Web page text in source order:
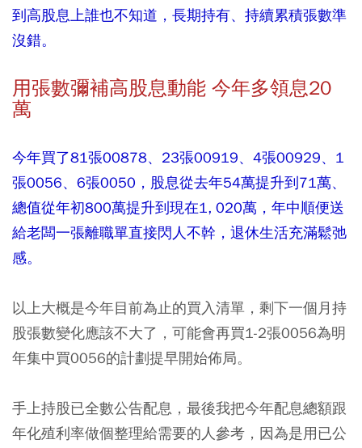
到高股息上誰也不知道，長期持有、持續累積張數準
沒錯。
用張數彌補高股息動能 今年多領息20
萬
今年買了81張00878、23張00919、4張00929、1
張0056、6張0050，股息從去年54萬提升到71萬、
總值從年初800萬提升到現在1, 020萬，年中順便送
給老闆一張離職單直接閃人不幹，退休生活充滿鬆弛
感。
以上大概是今年目前為止的買入清單，剩下一個月持
股張數變化應該不大了，可能會再買1-2張0056為明
年集中買0056的計劃提早開始佈局。
手上持股已全數公告配息，最後我把今年配息總額跟
年化殖利率做個整理給需要的人參考，因為是用已公